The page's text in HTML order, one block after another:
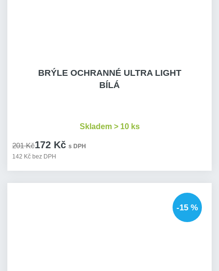
BRÝLE OCHRANNÉ ULTRA LIGHT
BÍLÁ
201 Kč172 Kč s DPH
142 Kč bez DPH
Skladem > 10 ks
-15 %